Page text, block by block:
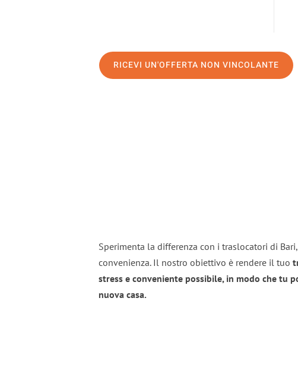
RICEVI UN'OFFERTA NON VINCOLANTE
Sperimenta la differenza con i traslocatori di
convenienza. Il nostro obiettivo è rendere il tuo
stress e conveniente possibile, in modo che tu
nuova casa.